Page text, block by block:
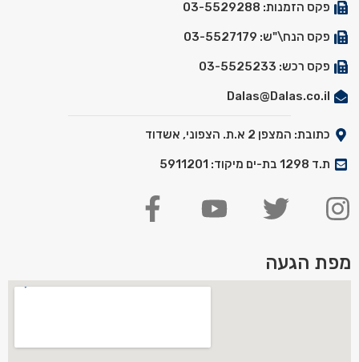
פקס הזמנות: 03-5529288
פקס הנח\"ש: 03-5527179
פקס רכש: 03-5525233
Dalas@Dalas.co.il
כתובת: המצפן 2 א.ת. הצפוני, אשדוד
ת.ד 1298 בת-ים מיקוד: 5911201
מפת הגעה